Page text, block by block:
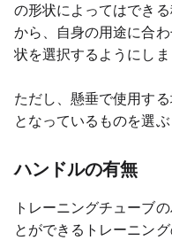
の形状によってはでき
から、自身の用途に合
状を選択するようにしま
ただし、懸垂で使用す
となっているものを選ぶ
ハンドルの有無
トレーニングチューブ
とができるトレーニン